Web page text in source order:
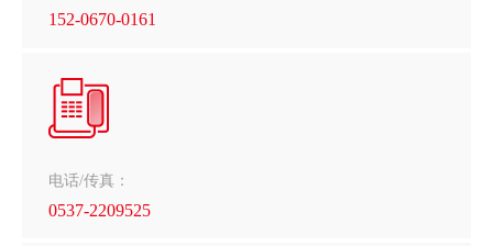
152-0670-0161
电话/传真：
0537-2209525